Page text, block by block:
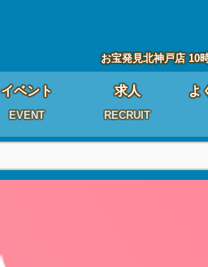
お宝発見北神戸店 10
イベント
EVENT
求人
RECRUIT
よ